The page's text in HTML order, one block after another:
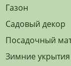
Газон
Садовый декор
Посадочный
Зимние укрытия